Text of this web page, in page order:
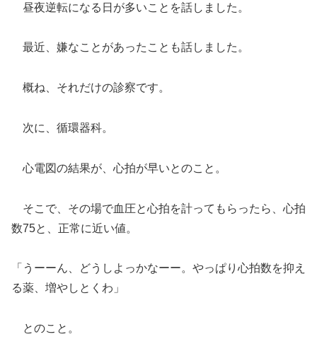
昼夜逆転になる日が多いことを話しました。
最近、嫌なことがあったことも話しました。
概ね、それだけの診察です。
次に、循環器科。
心電図の結果が、心拍が早いとのこと。
そこで、その場で血圧と心拍を計ってもらったら、心拍
数75と、正常に近い値。
「うーーん、どうしよっかなーー。やっぱり心拍数を抑え
る薬、増やしとくわ」
とのこと。